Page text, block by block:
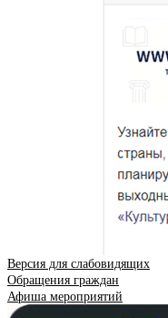
Версия для слабовидящих
Обращения граждан
Афиша мероприятий